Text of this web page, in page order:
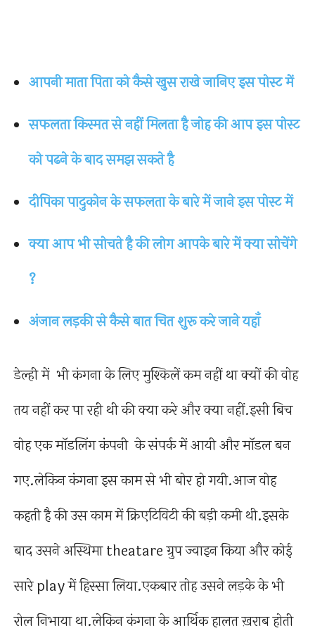
आपनी माता पिता को कैसे खुस राखे जानिए इस पोस्ट में
सफलता किस्मत से नहीं मिलता है जोह की आप इस पोस्ट
को पढने के बाद समझ सकते है
दीपिका पादुकोन के सफलता के बारे में जाने इस पोस्ट में
क्या आप भी सोचते है की लोग आपके बारे में क्या सोचेंगे
?
अंजान लड़की से कैसे बात चित शुरू करे जाने यहाँ
डेल्ही में भी कंगना के लिए मुश्किलें कम नहीं था क्यों की वोह
तय नहीं कर पा रही थी की क्या करे और क्या नहीं.इसी बिच
वोह एक मॉडलिंग कंपनी के संपर्क में आयी और मॉडल बन
गए.लेकिन कंगना इस काम से भी बोर हो गयी.आज वोह
कहती है की उस काम में क्रिएटिविटी की बड़ी कमी थी.इसके
बाद उसने अस्थिमा theatare ग्रुप ज्वाइन किया और कोई
सारे play में हिस्सा लिया.एकबार तोह उसने लड़के के भी
रोल निभाया था.लेकिन कंगना के आर्थिक हालत ख़राब होती